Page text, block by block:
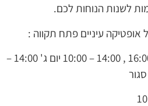
לשנות הנוחות לכם.
עיניים פתח תקווה :
ימים א',ב', ד' ה': 19:00 – 16:00 , 14:00 – 10:00 יום ג' 14:00 –